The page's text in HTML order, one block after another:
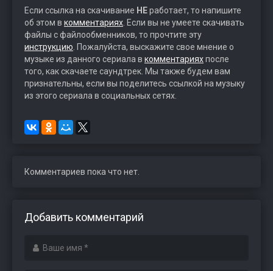
Если ссылка на скачивание НЕработает, то напишите
об этом в комментариях . Если вы не умеете скачивать
файлы с файлообменников, то прочтите эту
инструкцию . Пожалуйста, выскажите свое мнение о
музыке из данного сериала в комментарияхпосле
того, как скачаете саундтрек. Мы также будем вам
признательны, если вы поделитесь ссылкой на музыку
из этого сериала в социальных сетях.
Комментариев пока что нет.
Добавить комментарий